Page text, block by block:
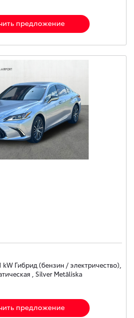
предложение
Гибрид (бензин / электричество),
, Silver Metāliska
предложение